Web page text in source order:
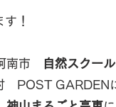
！
南市 自然スクー
GARDEN